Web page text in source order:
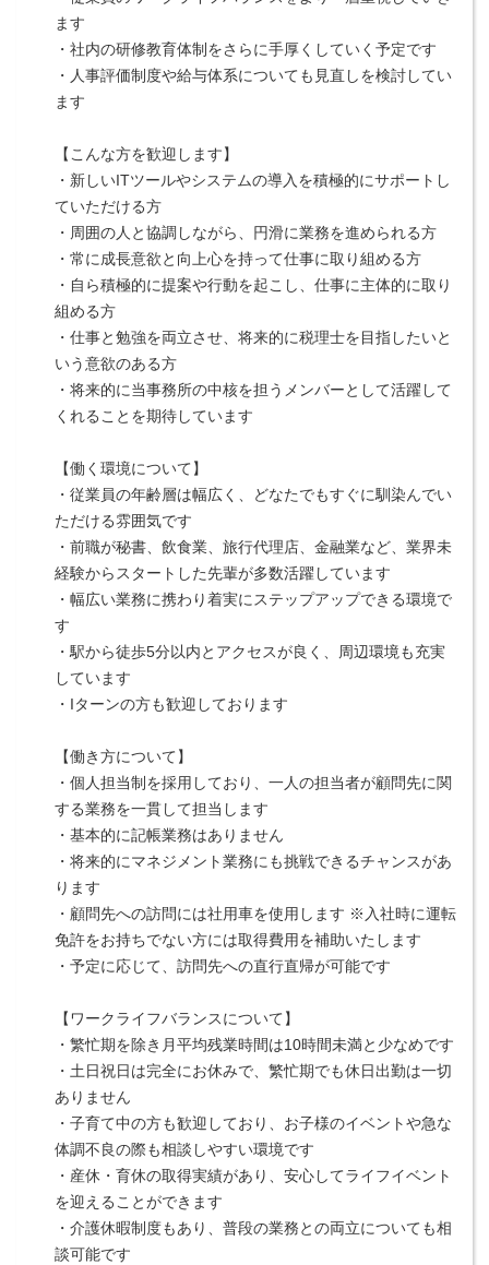
ます
・社内の研修教育体制をさらに手厚くしていく予定です
・人事評価制度や給与体系についても見直しを検討してい
ます
【こんな方を歓迎します】
・新しいITツールやシステムの導入を積極的にサポートし
ていただける方
・周囲の人と協調しながら、円滑に業務を進められる方
・常に成長意欲と向上心を持って仕事に取り組める方
・自ら積極的に提案や行動を起こし、仕事に主体的に取り
組める方
・仕事と勉強を両立させ、将来的に税理士を目指したいと
いう意欲のある方
・将来的に当事務所の中核を担うメンバーとして活躍して
くれることを期待しています
【働く環境について】
・従業員の年齢層は幅広く、どなたでもすぐに馴染んでい
ただける雰囲気です
・前職が秘書、飲食業、旅行代理店、金融業など、業界未
経験からスタートした先輩が多数活躍しています
・幅広い業務に携わり着実にステップアップできる環境で
す
・駅から徒歩5分以内とアクセスが良く、周辺環境も充実
しています
・Iターンの方も歓迎しております
【働き方について】
・個人担当制を採用しており、一人の担当者が顧問先に関
する業務を一貫して担当します
・基本的に記帳業務はありません
・将来的にマネジメント業務にも挑戦できるチャンスがあ
ります
・顧問先への訪問には社用車を使用します ※入社時に運転
免許をお持ちでない方には取得費用を補助いたします
・予定に応じて、訪問先への直行直帰が可能です
【ワークライフバランスについて】
・繁忙期を除き月平均残業時間は10時間未満と少なめです
・土日祝日は完全にお休みで、繁忙期でも休日出勤は一切
ありません
・子育て中の方も歓迎しており、お子様のイベントや急な
体調不良の際も相談しやすい環境です
・産休・育休の取得実績があり、安心してライフイベント
を迎えることができます
・介護休暇制度もあり、普段の業務との両立についても相
談可能です